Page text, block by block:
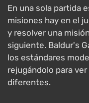
En una sola partida
misiones hay en el
y resolver una
siguiente. Baldur's
los estándares
rejugándolo para
diferentes.